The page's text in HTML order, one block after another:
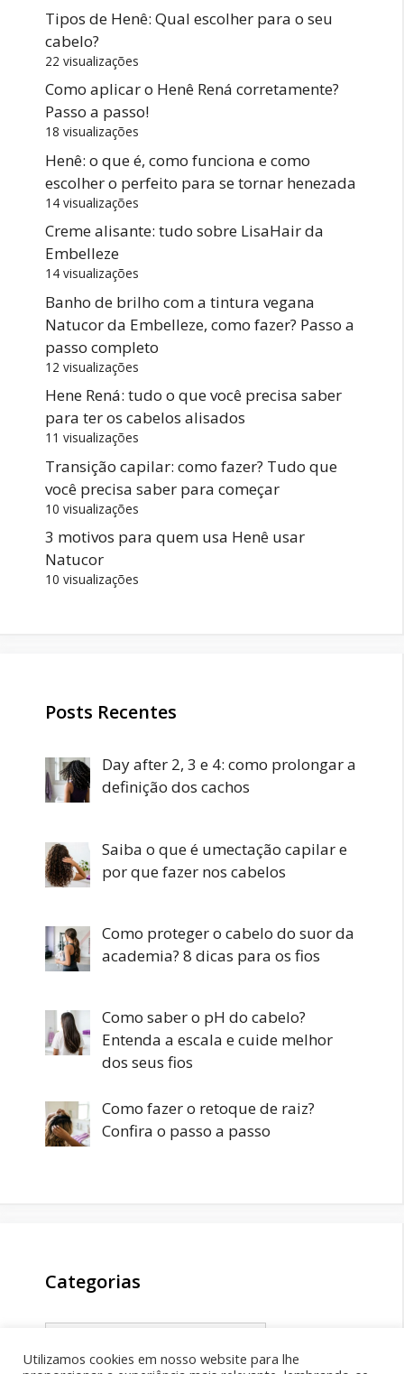
Tipos de Henê: Qual escolher para o seu
cabelo?
22 visualizações
Como aplicar o Henê Rená corretamente?
Passo a passo!
18 visualizações
Henê: o que é, como funciona e como
escolher o perfeito para se tornar henezada
14 visualizações
Creme alisante: tudo sobre LisaHair da
Embelleze
14 visualizações
Banho de brilho com a tintura vegana
Natucor da Embelleze, como fazer? Passo a
passo completo
12 visualizações
Hene Rená: tudo o que você precisa saber
para ter os cabelos alisados
11 visualizações
Transição capilar: como fazer? Tudo que
você precisa saber para começar
10 visualizações
3 motivos para quem usa Henê usar
Natucor
10 visualizações
Posts Recentes
Day after 2, 3 e 4: como prolongar a
definição dos cachos
Saiba o que é umectação capilar e
por que fazer nos cabelos
Como proteger o cabelo do suor da
academia? 8 dicas para os fios
Como saber o pH do cabelo?
Entenda a escala e cuide melhor
dos seus fios
Como fazer o retoque de raiz?
Confira o passo a passo
Categorias
Categorias
Utilizamos cookies em nosso website para lhe